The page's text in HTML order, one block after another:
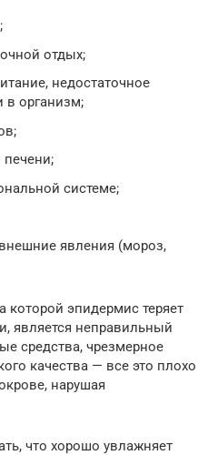
отдых;
недостаточное
в организм;
печени;
системе;
явления (мороз,
которой эпидермис теряет
является неправильный
средства, чрезмерное
качества — все это плохо
нарушая
что хорошо увлажняет